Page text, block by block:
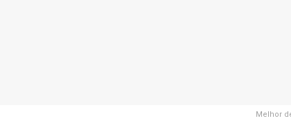
Melhor